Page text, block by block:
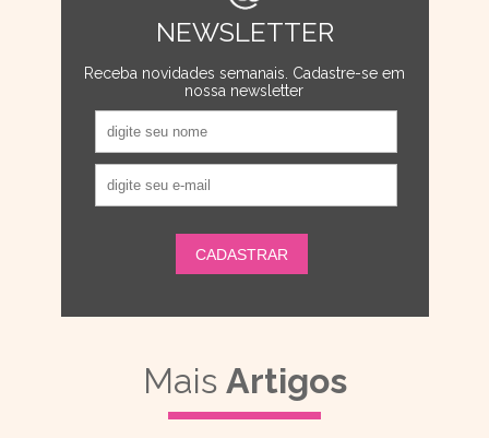
NEWSLETTER
Receba novidades semanais. Cadastre-se em
nossa newsletter
Mais Artigos